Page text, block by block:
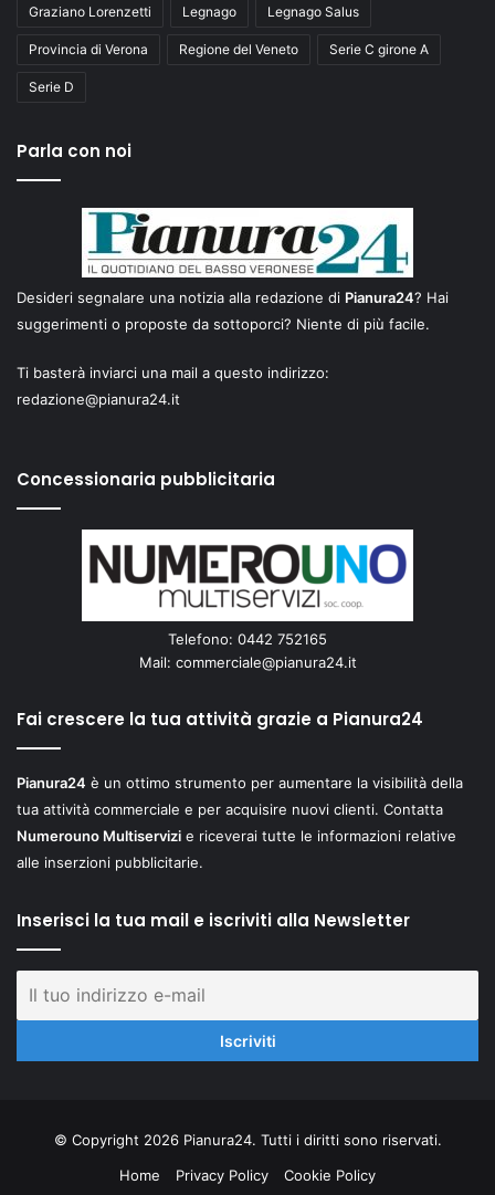
Graziano Lorenzetti Legnago Legnago Salus
Provincia di Verona Regione del Veneto Serie C girone A
Serie D
Parla con noi
Desideri segnalare una notizia alla redazione di Pianura24? Hai
suggerimenti o proposte da sottoporci? Niente di più facile.
Ti basterà inviarci una mail a questo indirizzo:
redazione@pianura24.it
Concessionaria pubblicitaria
Telefono: 0442 752165
Mail: commerciale@pianura24.it
Fai crescere la tua attività grazie a Pianura24
Pianura24 è un ottimo strumento per aumentare la visibilità della
tua attività commerciale e per acquisire nuovi clienti. Contatta
Numerouno Multiservizi e riceverai tutte le informazioni relative
alle inserzioni pubblicitarie.
Inserisci la tua mail e iscriviti alla Newsletter
© Copyright 2026 Pianura24. Tutti i diritti sono riservati.
Home
Privacy Policy Cookie Policy